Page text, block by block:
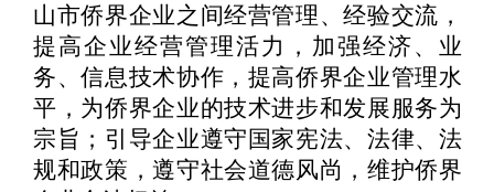
山市侨界企业之间经营管理、经验交流，
提高企业经营管理活力，加强经济、业
务、信息技术协作，提高侨界企业管理水
平，为侨界企业的技术进步和发展服务为
宗旨；引导企业遵守国家宪法、法律、法
规和政策 ，遵守社会道德风尚，维护侨界